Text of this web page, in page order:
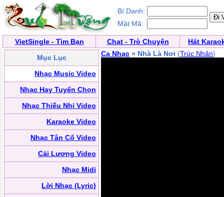
Bí Danh:
Mật Mã:
VietSingle - Tìm Bạn Chat - Trò Chuyện
Hát
Mục Lục
Nhạc Music Video
Nhạc Hay Tuyển Chọn
Nhạc Thiếu Nhi Video
Karaoke Video
Nhạc Tân Cổ Video
Cải Lương Video
Nhạc Midi
Lời Nhạc (Lyric)
Ca Nhạc » Nhà Là Nơi (Trúc Nhân)